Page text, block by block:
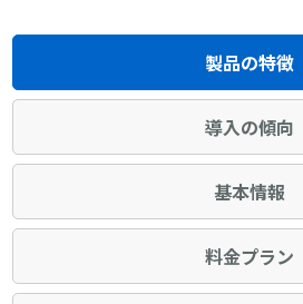
製品の特徴
導入の傾向
基本情報
料金プラン